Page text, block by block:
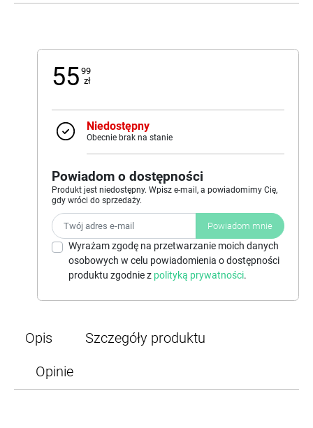
55 99
zł
Niedostępny
Obecnie brak na stanie
Powiadom o dostępności
Produkt jest niedostępny. Wpisz e-mail, a powiadomimy Cię,
gdy wróci do sprzedaży.
Powiadom mnie
Wyrażam zgodę na przetwarzanie moich danych
osobowych w celu powiadomienia o dostępności
produktu zgodnie z polityką prywatności.
Opis
Szczegóły produktu
Opinie